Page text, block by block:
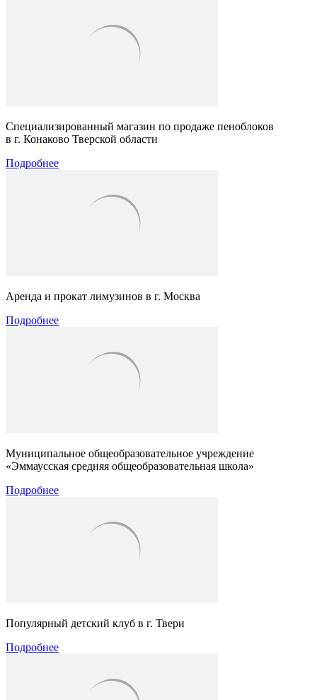
Специализированный магазин по продаже пеноблоков
в г. Конаково Тверской области
Подробнее
Аренда и прокат лимузинов в г. Москва
Подробнее
Муниципальное общеобразовательное учреждение
«Эммаусская средняя общеобразовательная школа»
Подробнее
Популярный детский клуб в г. Твери
Подробнее